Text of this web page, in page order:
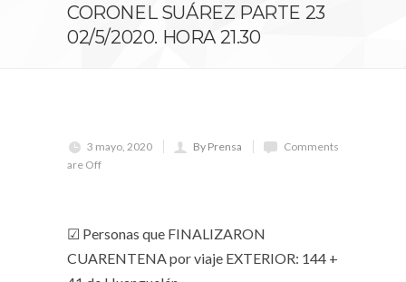
CORONEL SUÁREZ PARTE 23
02/5/2020. HORA 21.30
3 mayo, 2020 By Prensa
Comments
are Off
☑ Personas que FINALIZARON
CUARENTENA por viaje EXTERIOR: 144 +